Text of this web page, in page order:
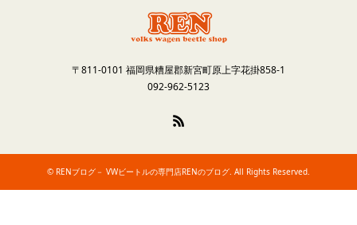
〒811-0101 福岡県糟屋郡新宮町原上字花掛858-1
092-962-5123
© RENブログ－ VWビートルの専門店RENのブログ. All Rights Reserved.